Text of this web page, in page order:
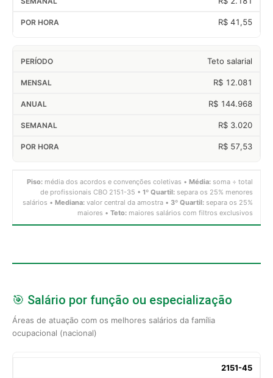
R$ 41,55
Teto salarial
R$ 12.081
R$ 144.968
R$ 3.020
R$ 57,53
Piso: média dos acordos e convenções coletivas • Média: soma ÷ total
de profissionais CBO 2151-35 • 1º Quartil: separa os 25% menores
salários • Mediana: valor central da amostra • 3º Quartil: separa os 25%
maiores • Teto: maiores salários com filtros exclusivos
🎯 Salário por função ou especialização
Áreas de atuação com os melhores salários da família
ocupacional (nacional)
2151-45